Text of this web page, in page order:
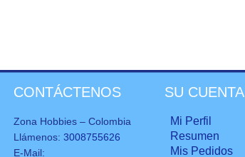
CONTÁCTENOS
Zona Hobbies – Colombia
Llámenos: 3008755626
E-Mail:
SU CUENTA
Mi Perfil
Resumen
Mis Pedidos